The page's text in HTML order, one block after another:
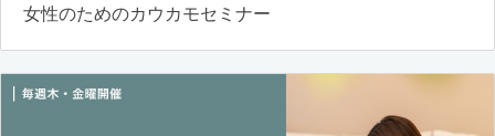
女性のためのカウカモセミナー